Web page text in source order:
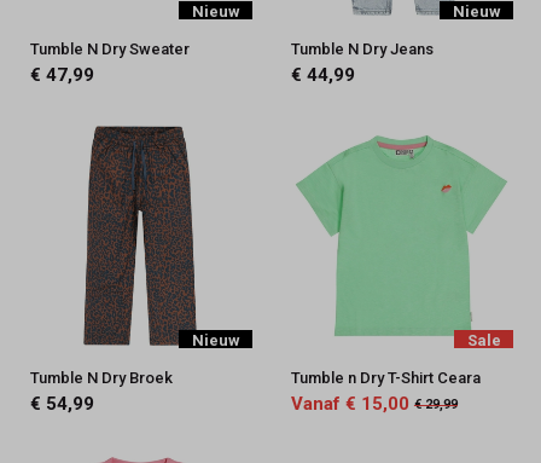
Nieuw
Tumble N Dry Sweater
€ 47,99
Nieuw
Tumble N Dry Jeans
€ 44,99
Nieuw
Tumble N Dry Broek
€ 54,99
Sale
Tumble n Dry T-Shirt Ceara
Vanaf € 15,00 € 29,99